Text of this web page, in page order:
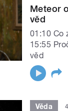
Meteor
věd
01:10 Co
15:55
věd
Věda